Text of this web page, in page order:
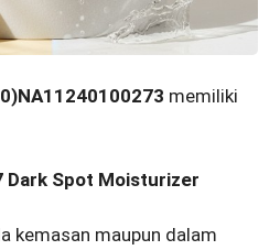
memiliki
Dark Spot Moisturizer
kemasan maupun dalam